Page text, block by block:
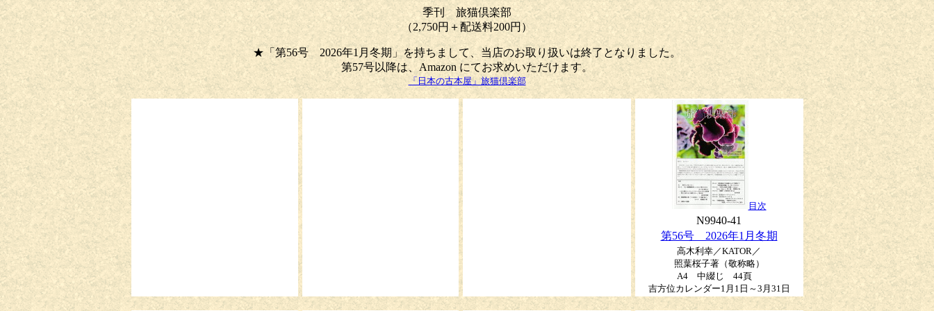
季刊 旅猫倶楽部
（2,750円＋配送料200円）
★「第56号 2026年1月冬期」を持ちまして、当店のお取り扱いは終了となりました。
第57号以降は、Amazon にてお求めいただけます。
「日本の古本屋」旅猫倶楽部
目次
N9940-41
第56号 2026年1月冬期
高木利幸／KATOR／
照葉桜子著（敬称略）
A4 中綴じ 44頁
吉方位カレンダー1月1日～3月31日